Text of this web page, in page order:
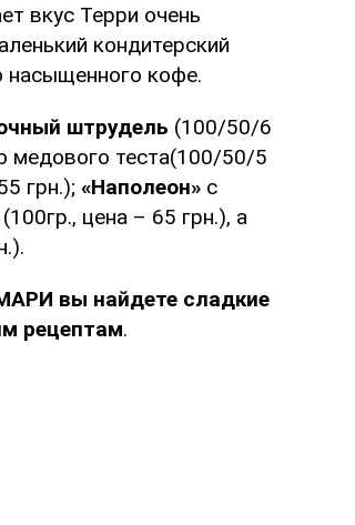
вкус Терри очень
кондитерский
насыщенного кофе.
штрудель (100/50/6
медового теста(100/50/5
грн.); «Наполеон» с
(100гр., цена – 65 грн.), а
вы найдете сладкие
рецептам.